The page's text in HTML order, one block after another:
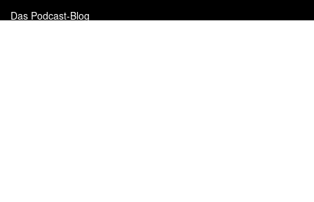
Das Podcast-Blog